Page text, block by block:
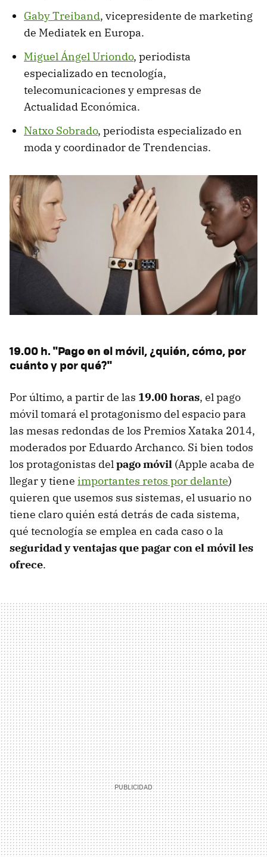
Gaby Treiband, vicepresidente de marketing
de Mediatek en Europa.
Miguel Ángel Uriondo, periodista
especializado en tecnología,
telecomunicaciones y empresas de
Actualidad Económica.
Natxo Sobrado, periodista especializado en
moda y coordinador de Trendencias.
19.00 h. "Pago en el móvil, ¿quién, cómo, por
cuánto y por qué?"
Por último, a partir de las 19.00 horas, el pago
móvil tomará el protagonismo del espacio para
las mesas redondas de los Premios Xataka 2014,
moderados por Eduardo Archanco. Si bien todos
los protagonistas delpago móvil (Apple acaba de
llegar y tiene importantes retos por delante)
quieren que usemos sus sistemas, el usuario no
tiene claro quién está detrás de cada sistema,
qué tecnología se emplea en cada caso o la
seguridad y ventajas que pagar con el móvil les
ofrece.